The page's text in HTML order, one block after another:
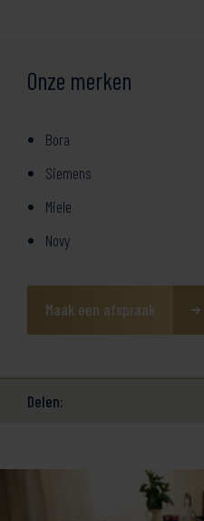
Onze merken
Bora
Siemens
Miele
Novy
Maak een afspraak
Delen: